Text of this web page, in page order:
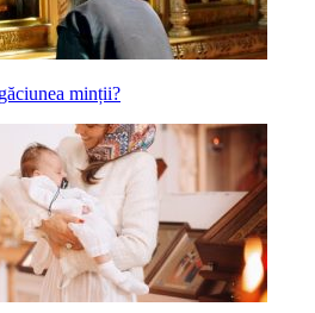
minții?